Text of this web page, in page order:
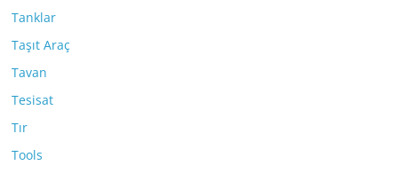
Tanklar
Taşıt Araç
Tavan
Tesisat
Tır
Tools